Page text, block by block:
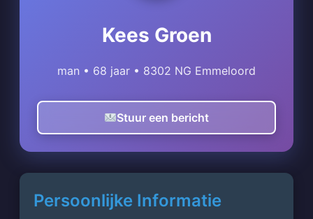
Kees Groen
man • 68 jaar • 8302 NG Emmeloord
Stuur een bericht
Persoonlijke Informatie